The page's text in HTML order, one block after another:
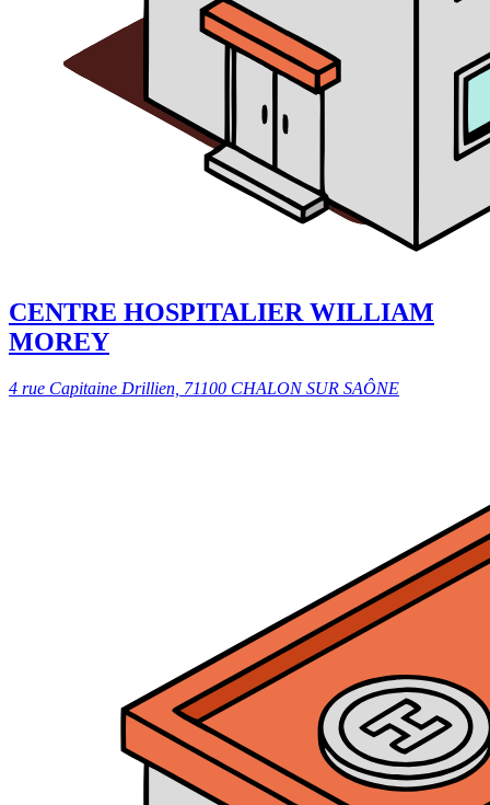
CENTRE HOSPITALIER WILLIAM
MOREY
4 rue Capitaine Drillien, 71100 CHALON SUR SAÔNE